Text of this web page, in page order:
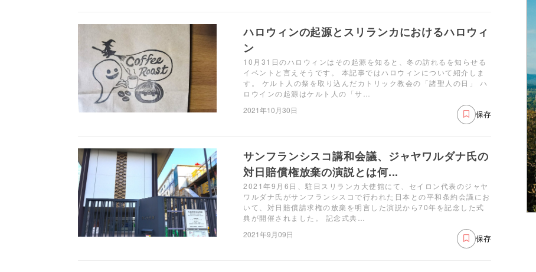
ハロウィンの起源とスリランカにおけるハロウィ
ン
10月31日のハロウィンはその起源を知ると、冬の訪れるを知らせる
イベントと言えそうです。 本記事ではハロウィンについて紹介しま
す。 ケルト人の祭を取り込んだカトリック教会の「諸聖人の日」 ハ
ロウインの起源はケルト人の「サ…
2021年10月30日
保存
サンフランシスコ講和会議、ジャヤワルダナ氏の
対日賠償権放棄の演説とは何...
2021年9月6日、駐日スリランカ大使館にて、セイロン代表のジャヤ
ワルダナ氏がサンフランシスコで行われた日本との平和条約会議にお
いて、対日賠償請求権の放棄を明言した演説から70年を記念した式
典が開催されました。 記念式典…
2021年9月09日
保存